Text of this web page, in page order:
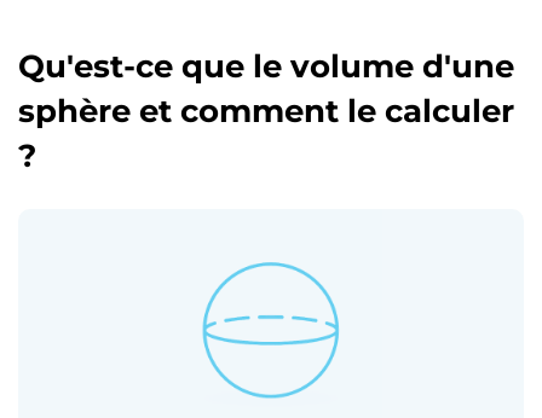
Qu'est-ce que le volume d'une
sphère et comment le calculer
?